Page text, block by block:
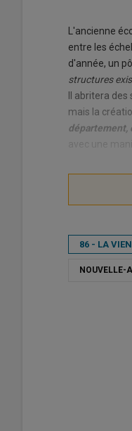
L'ancienne
entre les
d'année, un
structures
Il abritera
mais la
département,
avec une
86 - LA
NOUVELLE-